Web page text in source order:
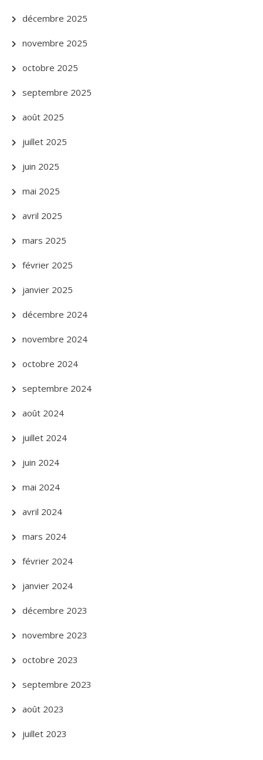
décembre 2025
novembre 2025
octobre 2025
septembre 2025
août 2025
juillet 2025
juin 2025
mai 2025
avril 2025
mars 2025
février 2025
janvier 2025
décembre 2024
novembre 2024
octobre 2024
septembre 2024
août 2024
juillet 2024
juin 2024
mai 2024
avril 2024
mars 2024
février 2024
janvier 2024
décembre 2023
novembre 2023
octobre 2023
septembre 2023
août 2023
juillet 2023